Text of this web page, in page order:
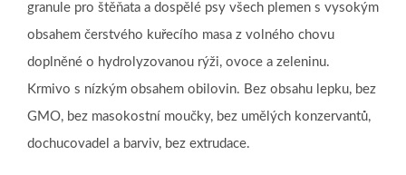
granule pro štěňata a dospělé psy všech plemen s vysokým
obsahem čerstvého kuřecího masa z volného chovu
doplněné o hydrolyzovanou rýži, ovoce a zeleninu.
Krmivo s nízkým obsahem obilovin. Bez obsahu lepku, bez
GMO, bez masokostní moučky, bez umělých konzervantů,
dochucovadel a barviv, bez extrudace.